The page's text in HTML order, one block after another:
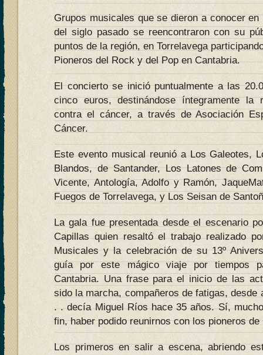
Grupos musicales que se dieron a conocer
del siglo pasado se reencontraron con su
puntos de la región, en Torrelavega
Pioneros del Rock y del Pop en Cantabria.
El concierto se inició puntualmente a las
cinco euros, destinándose íntegramente la
contra el cáncer, a través de Asociación
Cáncer.
Este evento musical reunió a Los Galeotes,
Blandos, de Santander, Los Latones de
Vicente, Antología, Adolfo y Ramón,
Fuegos de Torrelavega, y Los Seisan de
La gala fue presentada desde el escenario
Capillas quien resaltó el trabajo realizado
Musicales y la celebración de su 13º
guía por este mágico viaje por tiempos
Cantabria. Una frase para el inicio de las
sido la marcha, compañeros de fatigas, desde
. . decía Miguel Ríos hace 35 años. Sí,
fin, haber podido reunirnos con los pioneros de
Los primeros en salir a escena, abriendo